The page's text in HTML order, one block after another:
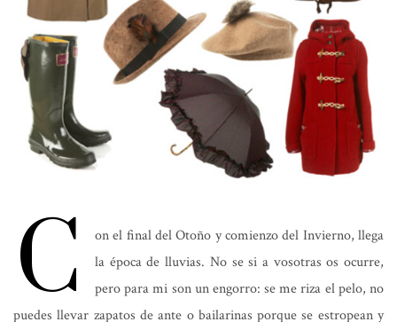
C
on el final del Otoño y comienzo del Invierno, llega
la época de lluvias. No se si a vosotras os ocurre,
pero para mi son un engorro: se me riza el pelo, no
puedes llevar zapatos de ante o bailarinas porque se estropean y